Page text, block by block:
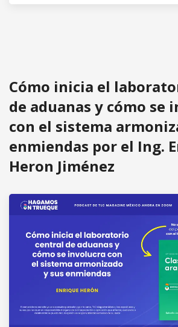
Cómo inicia el
de aduanas y cómo se
con el sistema
enmiendas por el Ing.
Heron Jiménez